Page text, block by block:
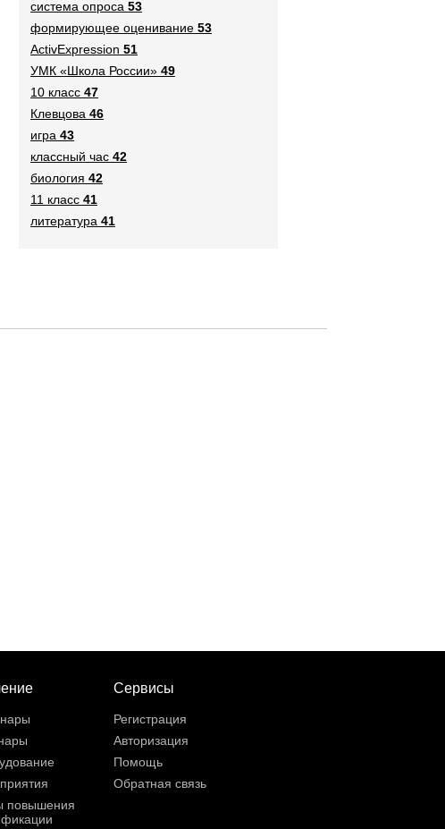
система опроса 53
формирующее оценивание 53
ActivExpression 51
УМК «Школа России» 49
10 класс 47
Клевцова 46
игра 43
классный час 42
биология 42
11 класс 41
литература 41
повышения
Сервисы
Регистрация
Авторизация
Помощь
Обратная связь